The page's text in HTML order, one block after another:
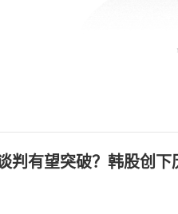
判有望突破？韩股创